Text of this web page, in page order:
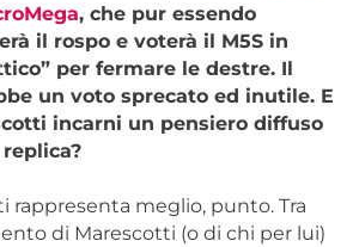
, che pur essendo
il rospo e voterà il M5S in
per fermare le destre. Il
un voto sprecato ed inutile. E
incarni un pensiero diffuso
rappresenta meglio, punto. Tra
di Marescotti (o di chi per lui)